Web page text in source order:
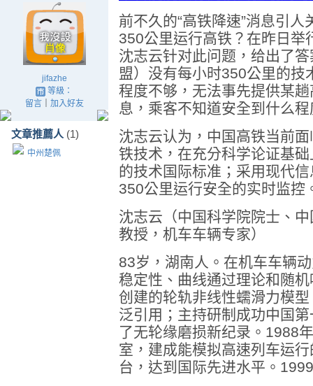
jifazhe
等級：
留言｜ 加入好友
文章推薦人 (1)
中州楚佩
前不久的“高铁降速”消息引
350公里运行高铁？在昨日举
沈志云针对此问题，给出了
盟）没有每小时350公里的技
程度不够，无法事先提供某
息，乘客不知道安全到什么
沈志云认为，中国高铁当前
铁技术，在充分科学论证基
的技术国际标准；采用现代
350公里运行安全的实时监控
沈志云（中国科学院院士、
教授，机车车辆专家）
83岁，湖南人。在机车车辆
稳定性、曲线通过理论和随
创建的轮轨非线性蠕滑力模
泛引用；主持研制成功中国
了无轮缘磨损新纪录。1988
室，建成能模拟高速列车运
台，达到国际先进水平。